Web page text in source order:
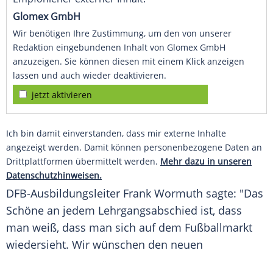
Glomex GmbH
Wir benötigen Ihre Zustimmung, um den von unserer
Redaktion eingebundenen Inhalt von Glomex GmbH
anzuzeigen. Sie können diesen mit einem Klick anzeigen
lassen und auch wieder deaktivieren.
jetzt aktivieren
Ich bin damit einverstanden, dass mir externe Inhalte
angezeigt werden. Damit können personenbezogene Daten an
Drittplattformen übermittelt werden. Mehr dazu in unseren
Datenschutzhinweisen.
DFB-Ausbildungsleiter Frank Wormuth sagte: "Das
Schöne an jedem Lehrgangsabschied ist, dass
man weiß, dass man sich auf dem Fußballmarkt
wiedersieht. Wir wünschen den neuen